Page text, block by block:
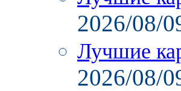
2026/08/
Лучшие
2026/08/